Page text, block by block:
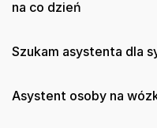
na co dzień
Szukam asystenta dla
Asystent osoby na